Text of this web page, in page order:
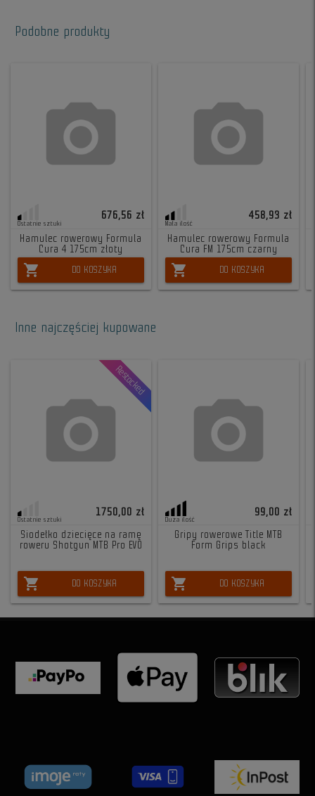
Podobne produkty
Ostatnie sztuki
676,56 zł
Hamulec rowerowy Formula
Cura 4 175cm złoty
shopping_cart DO KOSZYKA
Mała ilość
458,93 zł
Hamulec rowerowy Formula
Cura FM 175cm czarny
shopping_cart DO KOSZYKA
Inne najczęściej kupowane
Restocked
Ostatnie sztuki
1750,00 zł
Siodełko dziecięce na ramę
roweru Shotgun MTB Pro EVO
shopping_cart DO KOSZYKA
Duża ilość
99,00 zł
Gripy rowerowe Title MTB
Form Grips black
shopping_cart DO KOSZYKA